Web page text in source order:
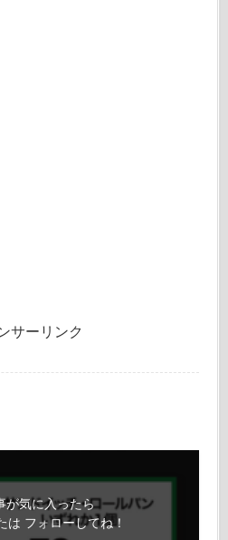
サーリンク
が気に入ったら
は フォローしてね！